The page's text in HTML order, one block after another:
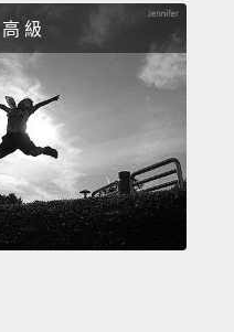
高 級